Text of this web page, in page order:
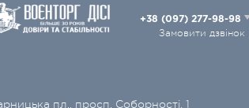
+38 (097) 277-98-98
Замовити дзвінок
пл., просп. Соборності, 1